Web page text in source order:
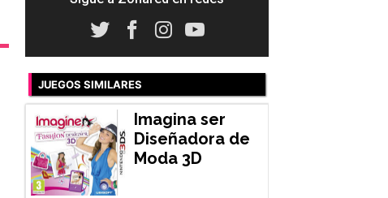
JUEGOS SIMILARES
Imagina ser
Diseñadora de
Moda 3D